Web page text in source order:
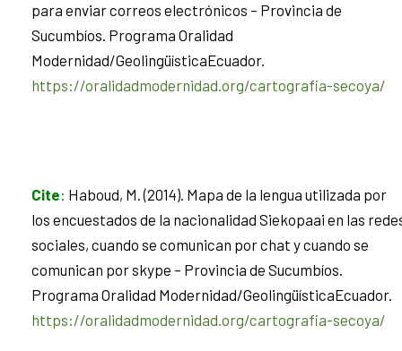
para enviar correos electrónicos – Provincia de
Sucumbíos. Programa Oralidad
Modernidad/GeolingüísticaEcuador.
https://oralidadmodernidad.org/cartografia-secoya/
Cite: Haboud, M. (2014). Mapa de la lengua utilizada por
los encuestados de la nacionalidad Siekopaai en las
sociales, cuando se comunican por chat y cuando se
comunican por skype – Provincia de Sucumbíos.
Programa Oralidad Modernidad/GeolingüísticaEcuador.
https://oralidadmodernidad.org/cartografia-secoya/